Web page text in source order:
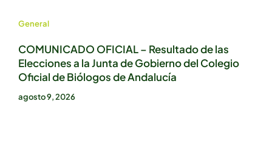
General
COMUNICADO OFICIAL – Resultado de las
Elecciones a la Junta de Gobierno del Colegio
Oficial de Biólogos de Andalucía
agosto 9, 2026